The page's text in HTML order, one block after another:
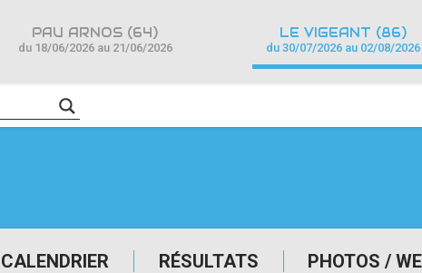
CALENDRIER RÉSULTATS PHOTOS /
PAU ARNOS (64)
du 18/06/2026 au 21/06/2026
LE VIGEANT (86)
du 30/07/2026 au 02/08/2026